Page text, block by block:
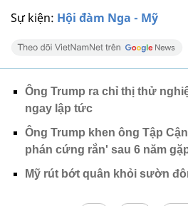
Sự kiện: Hội đàm Nga - Mỹ
Ông Trump ra chỉ thị thử
ngay lập tức
Ông Trump khen ông Tập
phán cứng rắn' sau 6 năm
Mỹ rút bớt quân khỏi sườn